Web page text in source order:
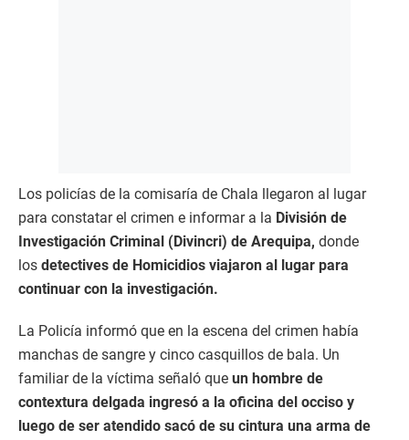
Los policías de la comisaría de Chala llegaron al lugar
para constatar el crimen e informar a la División de
Investigación Criminal (Divincri) de Arequipa, donde
los detectives de Homicidios viajaron al lugar para
continuar con la investigación.
La Policía informó que en la escena del crimen había
manchas de sangre y cinco casquillos de bala. Un
familiar de la víctima señaló que un hombre de
contextura delgada ingresó a la oficina del occiso y
luego de ser atendido sacó de su cintura una arma de